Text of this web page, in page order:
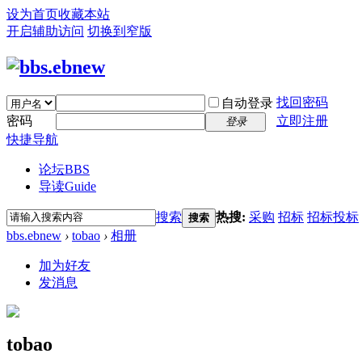
设为首页收藏本站
开启辅助访问 切换到窄版
自动登录 找回密码
密码
登录
立即注册
快捷导航
论坛BBS
导读Guide
搜索 搜索 热搜: 采购 招标 招标投标
bbs.ebnew › tobao › 相册
加为好友
发消息
tobao